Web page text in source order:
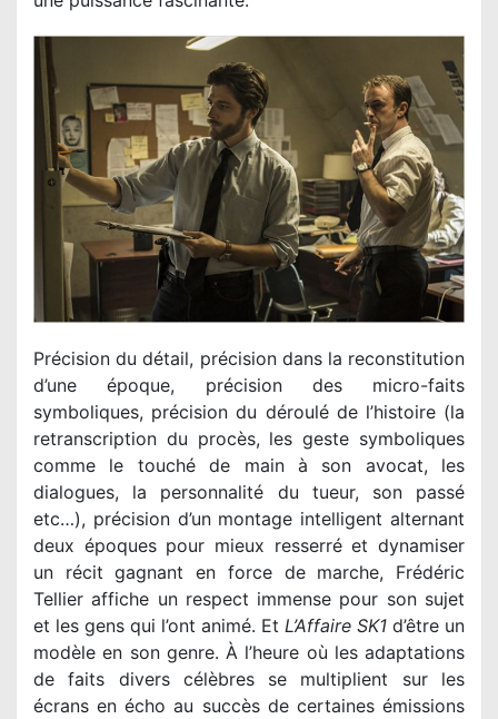
Précision du détail, précision dans la reconstitution
d’une époque, précision des micro-faits
symboliques, précision du déroulé de l’histoire (la
retranscription du procès, les geste symboliques
comme le touché de main à son avocat, les
dialogues, la personnalité du tueur, son passé
etc…), précision d’un montage intelligent alternant
deux époques pour mieux resserré et dynamiser
un récit gagnant en force de marche, Frédéric
Tellier affiche un respect immense pour son sujet
et les gens qui l’ont animé. Et L’Affaire SK1 d’être un
modèle en son genre. À l’heure où les adaptations
de faits divers célèbres se multiplient sur les
écrans en écho au succès de certaines émissions